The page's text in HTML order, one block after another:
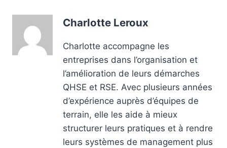
Charlotte Leroux
Charlotte accompagne les
entreprises dans l’organisation et
l’amélioration de leurs démarches
QHSE et RSE. Avec plusieurs années
d’expérience auprès d’équipes de
terrain, elle les aide à mieux
structurer leurs pratiques et à rendre
leurs systèmes de management plus